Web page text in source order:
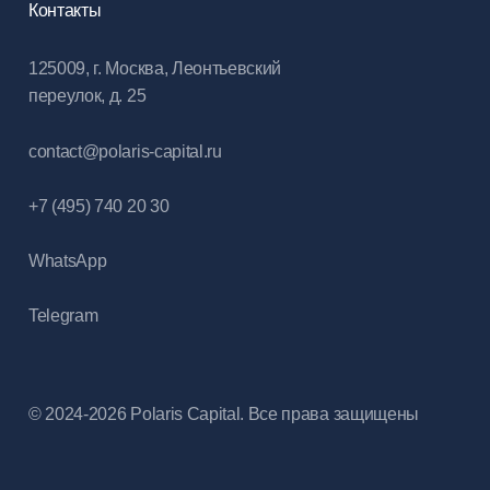
© 2024-2026 Polaris Capital. Все права защищены
Telegram
WhatsApp
+7 (495) 740 20 30
contact@polaris-capital.ru
125009, г. Москва, Леонтьевский
переулок, д. 25
Контакты